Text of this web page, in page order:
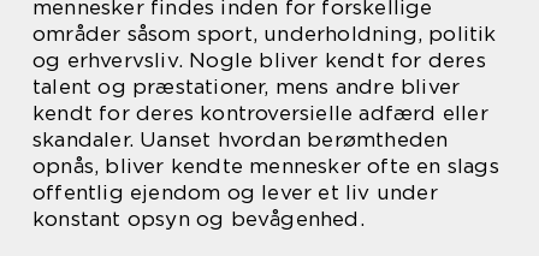
mennesker findes inden for forskellige
områder såsom sport, underholdning, politik
og erhvervsliv. Nogle bliver kendt for deres
talent og præstationer, mens andre bliver
kendt for deres kontroversielle adfærd eller
skandaler. Uanset hvordan berømtheden
opnås, bliver kendte mennesker ofte en slags
offentlig ejendom og lever et liv under
konstant opsyn og bevågenhed.